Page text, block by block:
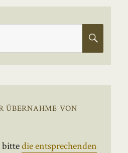
ÜBERNAHME VON
bittedie entsprechenden